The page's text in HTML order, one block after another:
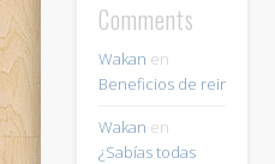
Comments
Wakan en
Beneficios de reir
Wakan en
¿Sabías todas